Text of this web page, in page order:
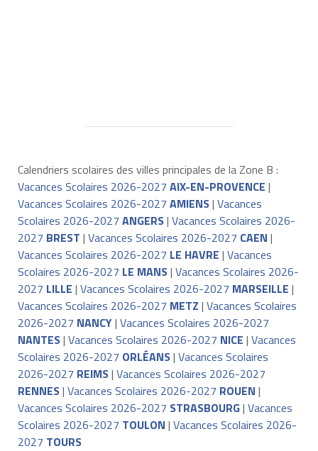
Calendriers scolaires des villes principales de la Zone B :
Vacances Scolaires 2026-2027 AIX-EN-PROVENCE |
Vacances Scolaires 2026-2027 AMIENS| Vacances
Scolaires 2026-2027 ANGERS| Vacances Scolaires 2026-
2027 BREST | Vacances Scolaires 2026-2027 CAEN |
Vacances Scolaires 2026-2027 LE HAVRE | Vacances
Scolaires 2026-2027 LE MANS| Vacances Scolaires 2026-
2027 LILLE | Vacances Scolaires 2026-2027 MARSEILLE |
Vacances Scolaires 2026-2027 METZ | Vacances Scolaires
2026-2027 NANCY| Vacances Scolaires 2026-2027
NANTES| Vacances Scolaires 2026-2027 NICE | Vacances
Scolaires 2026-2027 ORLÉANS| Vacances Scolaires
2026-2027 REIMS| Vacances Scolaires 2026-2027
RENNES| Vacances Scolaires 2026-2027 ROUEN |
Vacances Scolaires 2026-2027 STRASBOURG| Vacances
Scolaires 2026-2027 TOULON | Vacances Scolaires 2026-
2027 TOURS